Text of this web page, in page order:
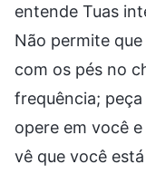
entende Tuas
Não permite
com os pés no
frequência;
opere em você
vê que você